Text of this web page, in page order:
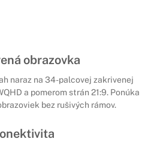
obrazovka
naraz na 34-palcovej zakrivenej
a pomerom strán 21:9. Ponúka
bez rušivých rámov.